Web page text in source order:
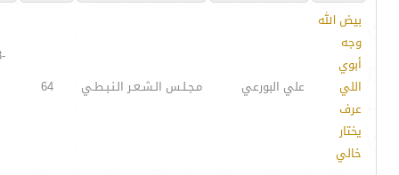
بيض الله
وجه
أبوي
اللي
عرف
يختار
خالي
علي البورعي مـجـلـس الـشـعـر الـنـبـطـي 64